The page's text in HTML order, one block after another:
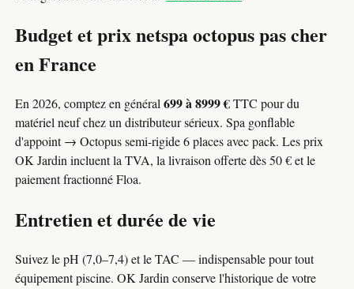
Budget et prix netspa octopus pas cher
en France
En 2026, comptez en général699 à 8999 €TTC pour du
matériel neuf chez un distributeur sérieux. Spa gonflable
d'appoint → Octopus semi-rigide 6 places avec pack. Les prix
OK Jardin incluent la TVA, la livraison offerte dès 50 € et le
paiement fractionné Floa.
Entretien et durée de vie
Suivez le pH (7,0–7,4) et le TAC — indispensable pour tout
équipement piscine. OK Jardin conserve l'historique de votre